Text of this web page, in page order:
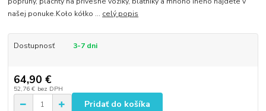
našej ponuke.Koło kółko ... celý popis
Dostupnosť 3-7 dni
64,90 €
52,76 € bez DPH
Pridať do košíka